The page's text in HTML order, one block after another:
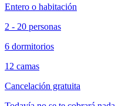
Entero o habitación
2 - 20 personas
6 dormitorios
12 camas
Cancelación gratuita